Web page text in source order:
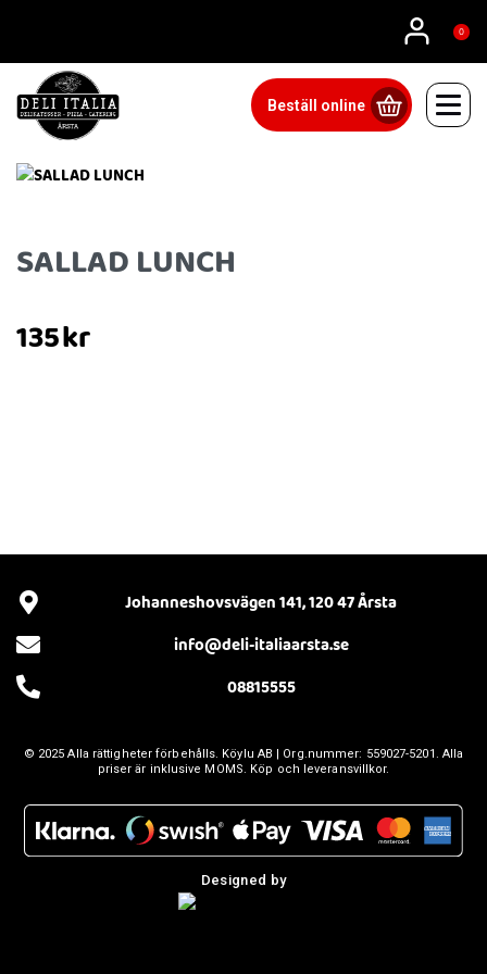
0
Beställ online
SALLAD LUNCH
135kr
Johanneshovsvägen 141, 120 47 Årsta
info@deli-italiaarsta.se
08815555
© 2025 Alla rättigheter förbehålls. Köylu AB | Org.nummer: 559027-5201. Alla
priser är inklusive MOMS. Köp och leveransvillkor.
Designed by